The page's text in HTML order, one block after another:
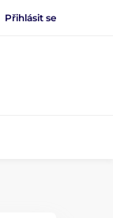
Přihlásit se